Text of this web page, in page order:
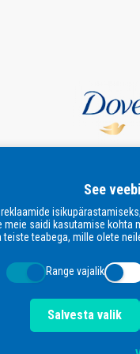
See
meie saidi kasutamise kohta
teiste teabega, mille olete
Range vajalik
Salvesta valik